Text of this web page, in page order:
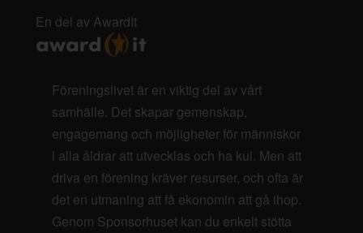
En del av AwardIt
Föreningslivet är en viktig del av vårt
samhälle. Det skapar gemenskap,
engagemang och möjligheter för människor
i alla åldrar att utvecklas och ha kul. Men att
driva en förening kräver resurser, och ofta är
det en utmaning att få ekonomin att gå ihop.
Genom Sponsorhuset kan du enkelt stötta